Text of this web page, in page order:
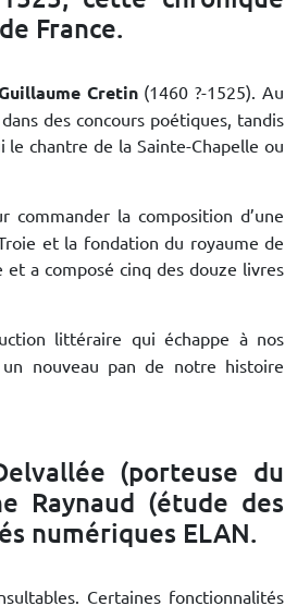
France.
Cretin(1460 ?-1525). Au
des concours poétiques, tandis
chantre de la Sainte-Chapelle ou
la composition d’une
et la fondation du royaume de
et a composé cinq des douze livres
littéraire qui échappe à nos
nouveau pan de notre histoire
(porteuse du
Raynaud (étude des
numériques ELAN.
Certaines fonctionnalités